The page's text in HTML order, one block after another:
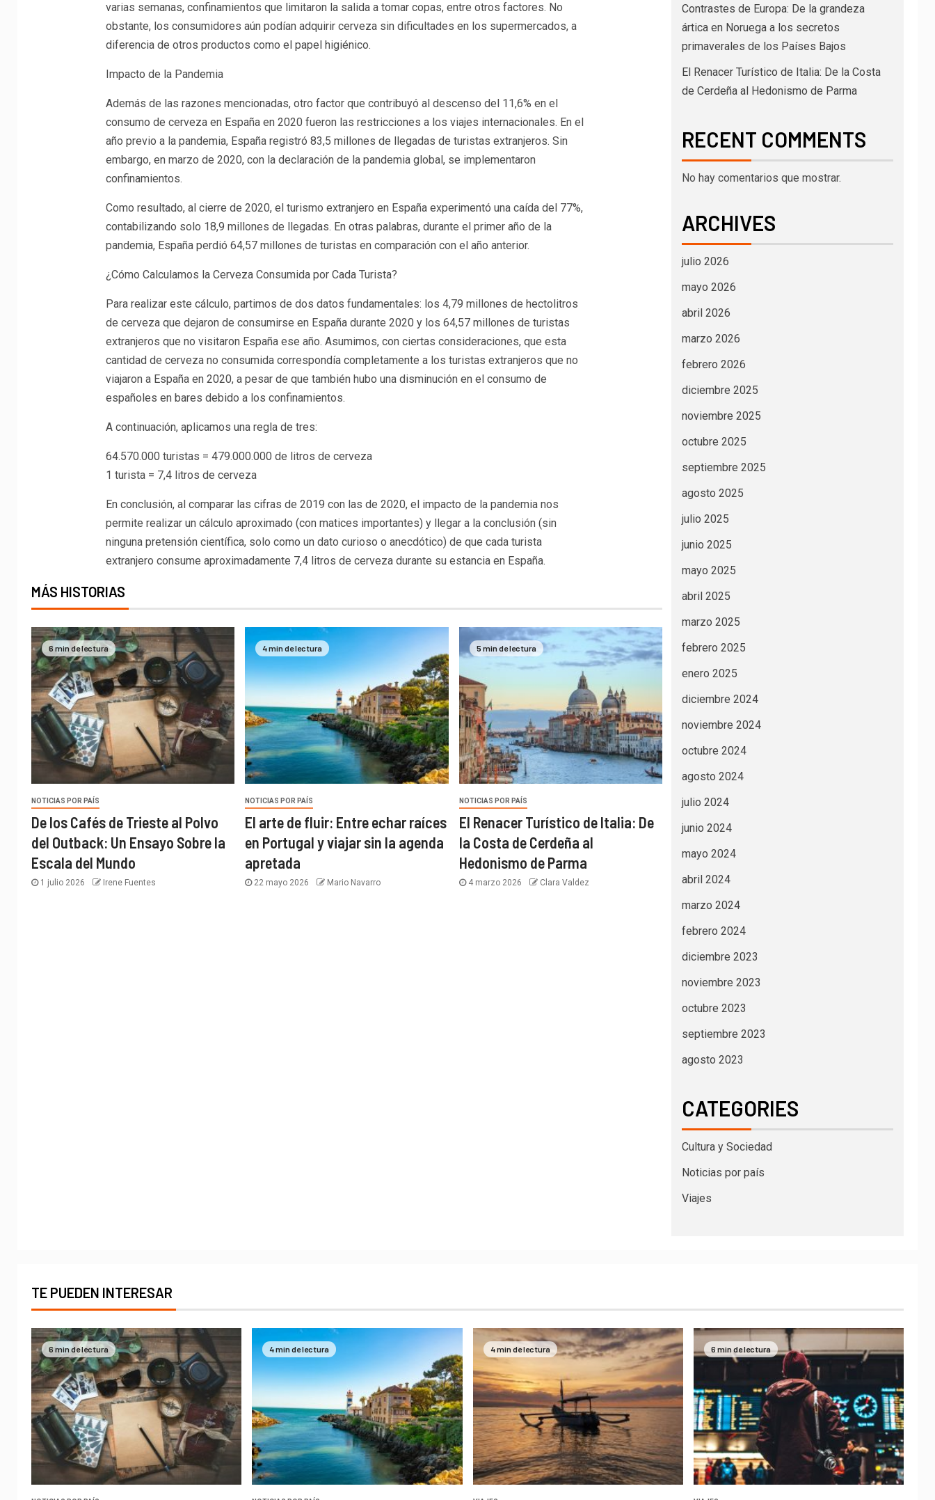
varias semanas, confinamientos que limitaron la salida a tomar copas, entre otros factores. No
obstante, los consumidores aún podían adquirir cerveza sin dificultades en los supermercados, a
diferencia de otros productos como el papel higiénico.
Impacto de la Pandemia
Además de las razones mencionadas, otro factor que contribuyó al descenso del 11,6% en el
consumo de cerveza en España en 2020 fueron las restricciones a los viajes internacionales. En el
año previo a la pandemia, España registró 83,5 millones de llegadas de turistas extranjeros. Sin
embargo, en marzo de 2020, con la declaración de la pandemia global, se implementaron
confinamientos.
Como resultado, al cierre de 2020, el turismo extranjero en España experimentó una caída del 77%,
contabilizando solo 18,9 millones de llegadas. En otras palabras, durante el primer año de la
pandemia, España perdió 64,57 millones de turistas en comparación con el año anterior.
¿Cómo Calculamos la Cerveza Consumida por Cada Turista?
Para realizar este cálculo, partimos de dos datos fundamentales: los 4,79 millones de hectolitros
de cerveza que dejaron de consumirse en España durante 2020 y los 64,57 millones de turistas
extranjeros que no visitaron España ese año. Asumimos, con ciertas consideraciones, que esta
cantidad de cerveza no consumida correspondía completamente a los turistas extranjeros que no
viajaron a España en 2020, a pesar de que también hubo una disminución en el consumo de
españoles en bares debido a los confinamientos.
A continuación, aplicamos una regla de tres:
64.570.000 turistas = 479.000.000 de litros de cerveza
1 turista = 7,4 litros de cerveza
En conclusión, al comparar las cifras de 2019 con las de 2020, el impacto de la pandemia nos
permite realizar un cálculo aproximado (con matices importantes) y llegar a la conclusión (sin
ninguna pretensión científica, solo como un dato curioso o anecdótico) de que cada turista
extranjero consume aproximadamente 7,4 litros de cerveza durante su estancia en España.
MÁS HISTORIAS
6 min de lectura
NOTICIAS POR PAÍS
De los Cafés de Trieste al Polvo
del Outback: Un Ensayo Sobre la
Escala del Mundo
1 julio 2026 Irene Fuentes
4 min de lectura
NOTICIAS POR PAÍS
El arte de fluir: Entre echar raíces
en Portugal y viajar sin la agenda
apretada
22 mayo 2026 Mario Navarro
5 min de lectura
NOTICIAS POR PAÍS
El Renacer Turístico de Italia: De
la Costa de Cerdeña al
Hedonismo de Parma
4 marzo 2026 Clara Valdez
Contrastes de Europa: De la grandeza
ártica en Noruega a los secretos
primaverales de los Países Bajos
El Renacer Turístico de Italia: De la Costa
de Cerdeña al Hedonismo de Parma
RECENT COMMENTS
No hay comentarios que mostrar.
ARCHIVES
julio 2026
mayo 2026
abril 2026
marzo 2026
febrero 2026
diciembre 2025
noviembre 2025
octubre 2025
septiembre 2025
agosto 2025
julio 2025
junio 2025
mayo 2025
abril 2025
marzo 2025
febrero 2025
enero 2025
diciembre 2024
noviembre 2024
octubre 2024
agosto 2024
julio 2024
junio 2024
mayo 2024
abril 2024
marzo 2024
febrero 2024
diciembre 2023
noviembre 2023
octubre 2023
septiembre 2023
agosto 2023
CATEGORIES
Cultura y Sociedad
Noticias por país
Viajes
TE PUEDEN INTERESAR
6 min de lectura 4 min de lectura 4 min de lectura 6 min de lectura